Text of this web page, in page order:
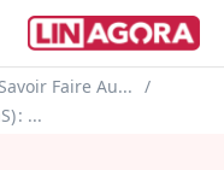
Faire Au...
: ...